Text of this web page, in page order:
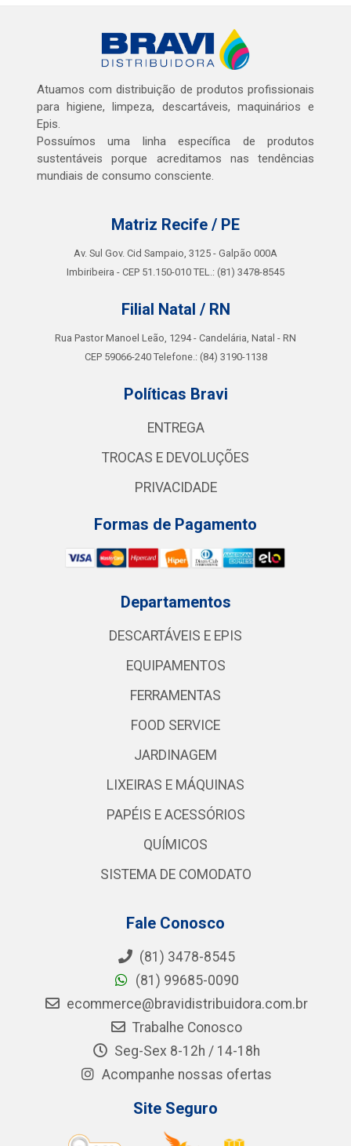
Atuamos com distribuição de produtos profissionais
para higiene, limpeza, descartáveis, maquinários e
Epis.
Possuímos uma linha específica de produtos
sustentáveis porque acreditamos nas tendências
mundiais de consumo consciente.
Matriz Recife / PE
Av. Sul Gov. Cid Sampaio, 3125 - Galpão 000A
Imbiribeira - CEP 51.150-010 TEL.: (81) 3478-8545
Filial Natal / RN
Rua Pastor Manoel Leão, 1294 - Candelária, Natal - RN
CEP 59066-240 Telefone.: (84) 3190-1138
Políticas Bravi
ENTREGA
TROCAS E DEVOLUÇÕES
PRIVACIDADE
Formas de Pagamento
Departamentos
DESCARTÁVEIS E EPIS
EQUIPAMENTOS
FERRAMENTAS
FOOD SERVICE
JARDINAGEM
LIXEIRAS E MÁQUINAS
PAPÉIS E ACESSÓRIOS
QUÍMICOS
SISTEMA DE COMODATO
Fale Conosco
(81) 3478-8545
(81) 99685-0090
ecommerce@bravidistribuidora.com.br
Trabalhe Conosco
Seg-Sex 8-12h / 14-18h
Acompanhe nossas ofertas
Site Seguro